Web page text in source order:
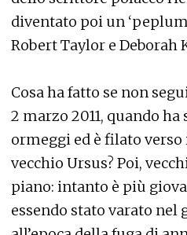
diventato poi un
Robert Taylor e Deborah
Cosa ha fatto se non
2 marzo 2011, quando
ormeggi ed è filato
vecchio Ursus? Poi,
piano: intanto è più
essendo stato varato nel